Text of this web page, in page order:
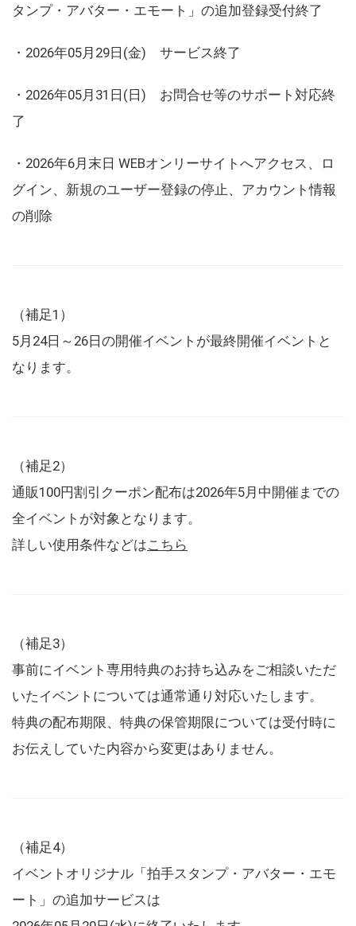
タンプ・アバター・エモート」の追加登録受付終了
・2026年05月29日(金) サービス終了
・2026年05月31日(日) お問合せ等のサポート対応終
了
・2026年6月末日 WEBオンリーサイトへアクセス、ロ
グイン、新規のユーザー登録の停止、アカウント情報
の削除
（補足1）
5月24日～26日の開催イベントが最終開催イベントと
なります。
（補足2）
通販100円割引クーポン配布は2026年5月中開催までの
全イベントが対象となります。
詳しい使用条件などはこちら
（補足3）
事前にイベント専用特典のお持ち込みをご相談いただ
いたイベントについては通常通り対応いたします。
特典の配布期限、特典の保管期限については受付時に
お伝えしていた内容から変更はありません。
（補足4）
イベントオリジナル「拍手スタンプ・アバター・エモ
ート」の追加サービスは